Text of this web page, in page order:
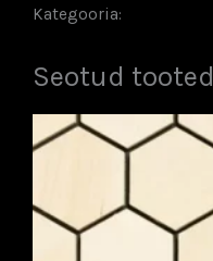
Kategooria:
Seotud tooted